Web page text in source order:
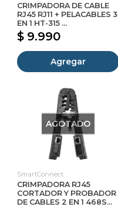
CRIMPADORA DE CABLE
RJ45 RJ11 + PELACABLES 3
EN 1 HT-315 ...
$ 9.990
Agregar
AGOTADO
SmartConnect
CRIMPADORA RJ45
CORTADOR Y PROBADOR
DE CABLES 2 EN 1 468S...